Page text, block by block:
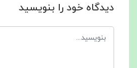
دیدگاه خود را بنویسید